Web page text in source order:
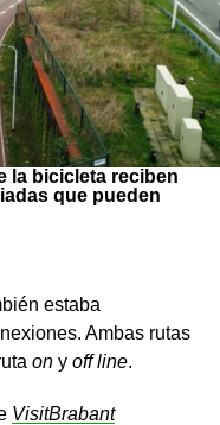
la bicicleta reciben
que pueden
estaba
Ambas rutas
on y off line.
VisitBrabant